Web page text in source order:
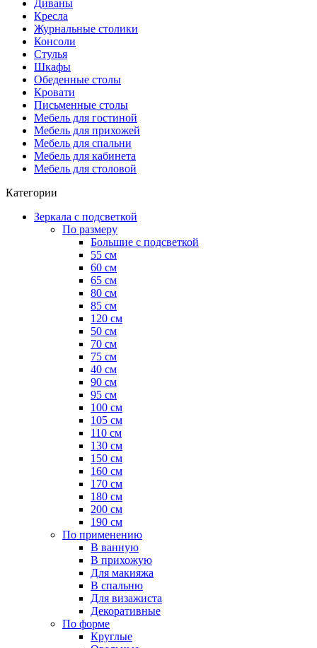
Диваны
Кресла
Журнальные столики
Консоли
Стулья
Шкафы
Обеденные столы
Кровати
Письменные столы
Мебель для гостиной
Мебель для прихожей
Мебель для спальни
Мебель для кабинета
Мебель для столовой
Категории
Зеркала с подсветкой
По размеру
Большие с подсветкой
55 см
60 см
65 см
80 см
85 см
120 см
50 см
70 см
75 см
40 см
90 см
95 см
100 см
105 см
110 см
130 см
150 см
160 см
170 см
180 см
200 см
190 см
По применению
В ванную
В прихожую
Для макияжа
В спальню
Для визажиста
Декоративные
По форме
Круглые